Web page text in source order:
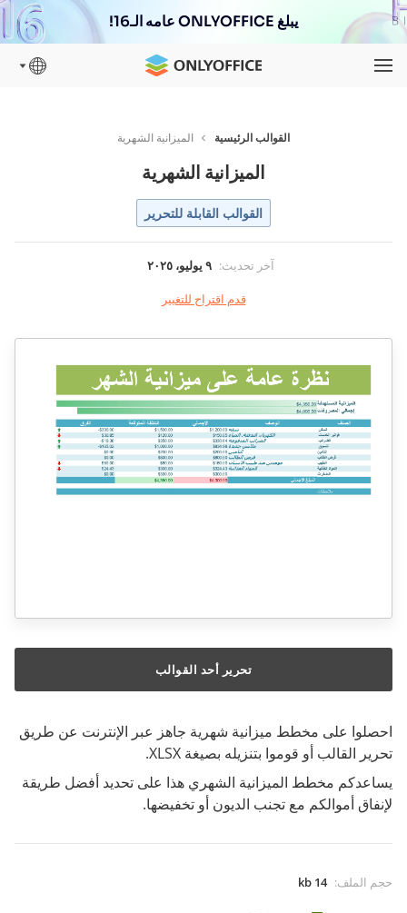
يبلغ ONLYOFFICE عامه الـ16!
القوالب الرئيسية الميزانية الشهرية
الميزانية الشهرية
القوالب القابلة للتحرير
آخر تحديث: ٩ يوليو، ٢٠٢٥
قدم اقتراح للتغيير
احصلوا على مخطط ميزانية شهرية جاهز عبر الإنترنت عن طريق
تحرير القالب أو قوموا بتنزيله بصيغة XLSX.
يساعدكم مخطط الميزانية الشهري هذا على تحديد أفضل طريقة
لإنفاق أموالكم مع تجنب الديون أو تخفيضها.
حجم الملف:
14 kb
تحرير أحد القوالب